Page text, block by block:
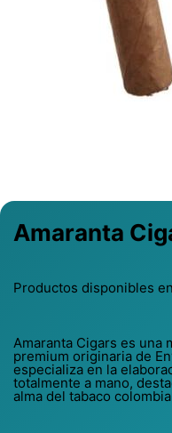
Amaranta
Productos disponibles
Amaranta Cigars es una
premium originaria de
especializa en la
totalmente a mano,
alma del tabaco